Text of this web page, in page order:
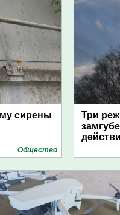
сирены
Общество
Три